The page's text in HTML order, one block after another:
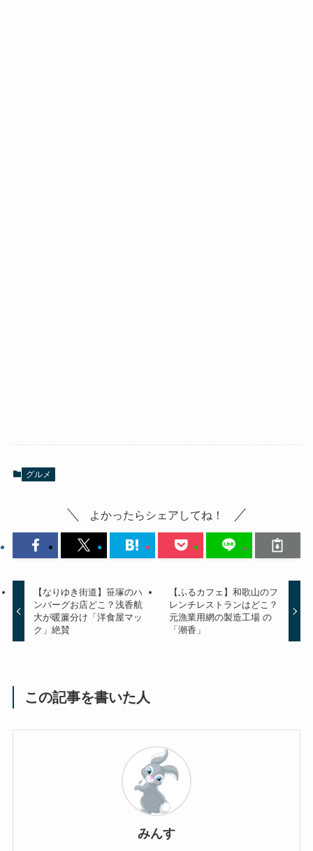
グルメ
よかったらシェアしてね！
【なりゆき街道】笹塚のハ
ンバーグお店どこ？浅香航
大が暖簾分け「洋食屋マッ
ク」絶賛
【ふるカフェ】和歌山のフ
レンチレストランはどこ？
元漁業用網の製造工場 の
「潮香」
この記事を書いた人
みんす